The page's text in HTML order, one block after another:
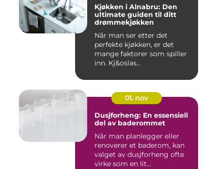
Kjøkken i Alnabru: Den
ultimate guiden til ditt
drømmekjøkken
Når man ser etter det
perfekte kjøkken, er det
mange faktorer som spiller
inn. Kj&oslas...
01. nov
Dusjforheng: En essensiell
del av baderommet
Når man planlegger eller
renoverer et baderom, kan
valget av dusjforheng ofte
virke som en lit...